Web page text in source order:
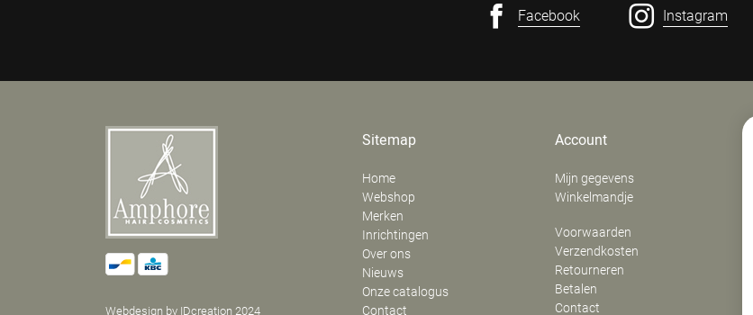
Facebook Instagram
Webdesign by IDcreation 2024
Sitemap
Home
Webshop
Merken
Inrichtingen
Over ons
Nieuws
Onze catalogus
Contact
Account
Mijn gegevens
Winkelmandje
Voorwaarden
Verzendkosten
Retourneren
Betalen
Contact